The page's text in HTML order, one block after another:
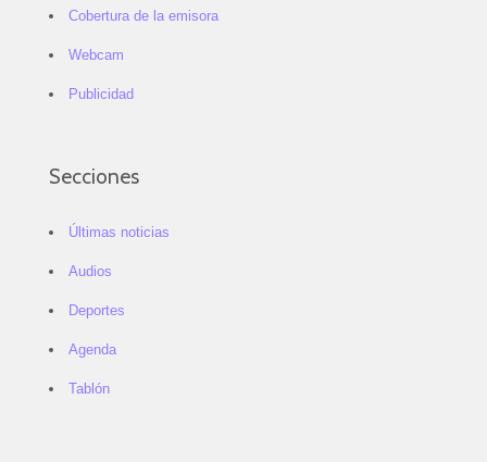
Cobertura de la emisora
Webcam
Publicidad
Secciones
Últimas noticias
Audios
Deportes
Agenda
Tablón